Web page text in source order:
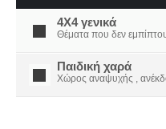
4X4 γενικά
Θέματα που δεν
Παιδική χαρά
Χώρος αναψυχής ,